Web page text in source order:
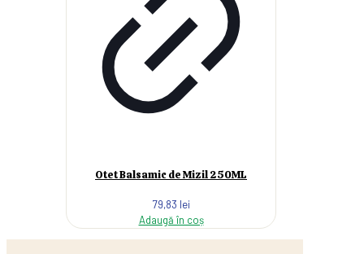
Otet Balsamic de Mizil 250ML
79,83 lei
Adaugă în coș